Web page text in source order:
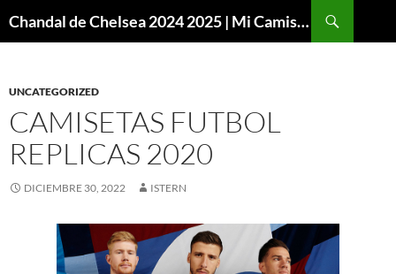
Chandal de Chelsea 2024 2025 | Mi Camiseta Futbol
UNCATEGORIZED
CAMISETAS FUTBOL
REPLICAS 2020
DICIEMBRE 30, 2022 ISTERN